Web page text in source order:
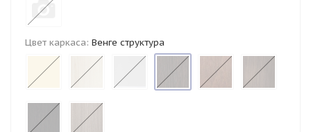
Цвет каркаса: Венге структура